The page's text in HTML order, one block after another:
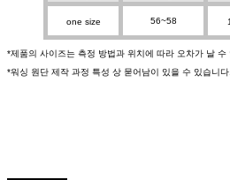
one size 56~58
*제품의 사이즈는 측정 방법과 위치에 따라 오차가 날 수
*워싱 원단 제작 과정 특성 상 묻어남이 있을 수 있습니다.